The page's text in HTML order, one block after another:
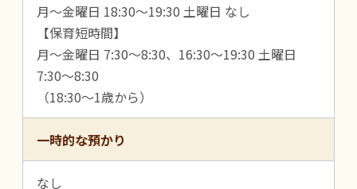
月～金曜日 18:30～19:30 土曜日 なし
【保育短時間】
月～金曜日 7:30～8:30、16:30～19:30 土曜日
7:30～8:30
（18:30～1歳から）
一時的な預かり
なし